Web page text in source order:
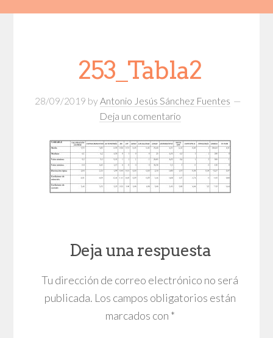
253_Tabla2
28/09/2019 by Antonio Jesús Sánchez Fuentes
Deja un comentario
Deja una respuesta
Tu dirección de correo electrónico no será
publicada. Los campos obligatorios están
marcados con *